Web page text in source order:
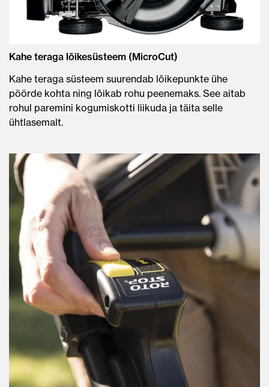
Kahe teraga lõikesüsteem (MicroCut)
Kahe teraga süsteem suurendab lõikepunkte ühe
pöörde kohta ning lõikab rohu peenemaks. See aitab
rohul paremini kogumiskotti liikuda ja täita selle
ühtlasemalt.